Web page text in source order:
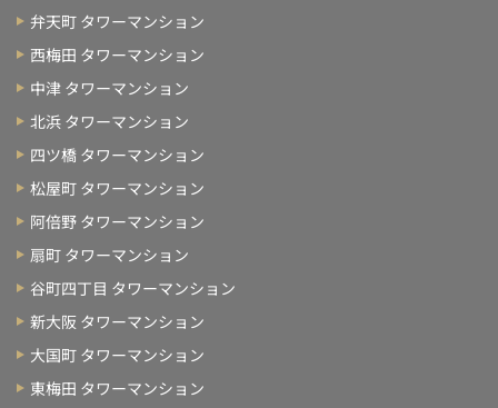
弁天町 タワーマンション
西梅田 タワーマンション
中津 タワーマンション
北浜 タワーマンション
四ツ橋 タワーマンション
松屋町 タワーマンション
阿倍野 タワーマンション
扇町 タワーマンション
谷町四丁目 タワーマンション
新大阪 タワーマンション
大国町 タワーマンション
東梅田 タワーマンション